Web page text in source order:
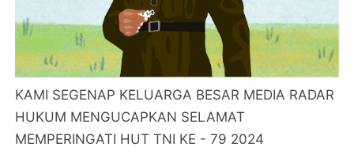
KAMI SEGENAP KELUARGA BESAR MEDIA RADAR
HUKUM MENGUCAPKAN SELAMAT
MEMPERINGATI HUT TNI KE - 79 2024